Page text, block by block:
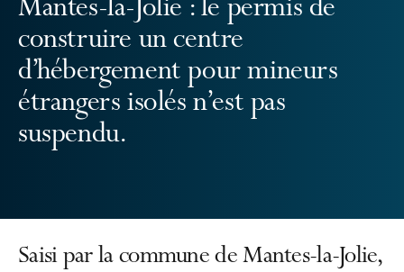
Mantes-la-Jolie : le permis de
construire un centre
d’hébergement pour mineurs
étrangers isolés n’est pas
suspendu.
Saisi par la commune de Mantes-la-Jolie,